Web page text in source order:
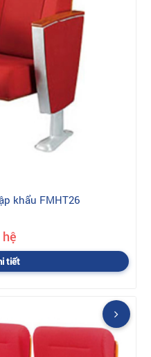
khẩu FMHT26
tiết